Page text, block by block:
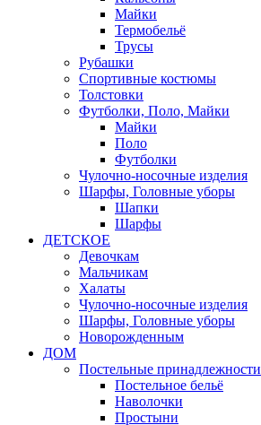
Майки
Термобельё
Трусы
Рубашки
Спортивные костюмы
Толстовки
Футболки, Поло, Майки
Майки
Поло
Футболки
Чулочно-носочные изделия
Шарфы, Головные уборы
Шапки
Шарфы
ДЕТСКОЕ
Девочкам
Мальчикам
Халаты
Чулочно-носочные изделия
Шарфы, Головные уборы
Новорожденным
ДОМ
Постельные принадлежности
Постельное бельё
Наволочки
Простыни